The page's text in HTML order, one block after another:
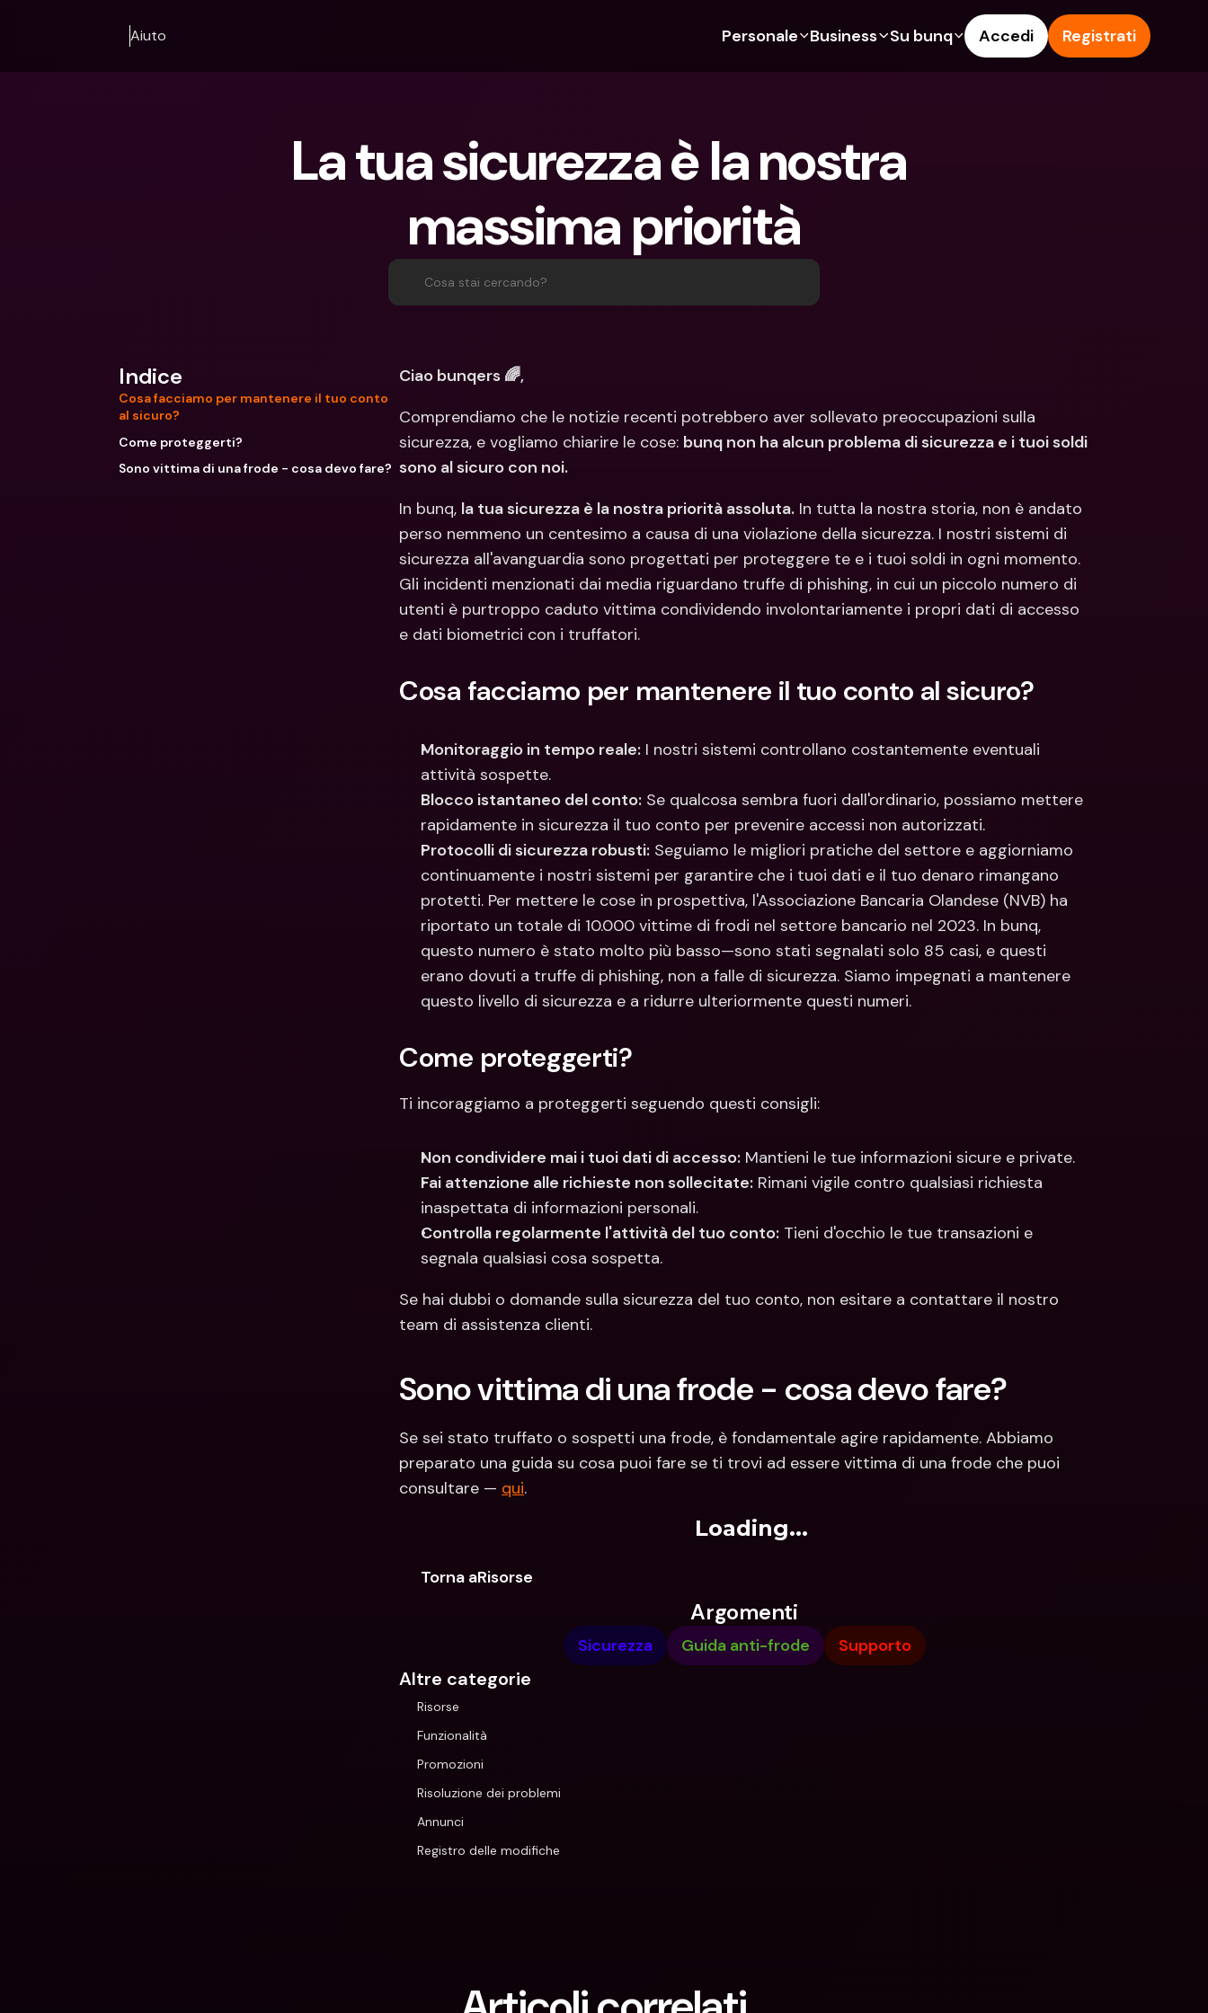
Aiuto Personale
Per expat
Per coppie
Piani
bunq Free
Carte di Credito
Cripto
Conti Cointestati
Pagamenti
Invita un Amico
Conti Bancari internazionali e
Valute estere
Business
Per freelancer
Per PMI
Piani
bunq Free
bunq Core
Carte di Credito
Valute estere e IBAN Esteri
Conti Bancari internazionali e
Valute estere
Su bunq
Sostenibilità
Stampa
Lavora con noi
Accedi Registrati
La tua sicurezza è la nostra
massima priorità
Cosa stai cercando?
Indice
Cosa facciamo per mantenere il tuo conto
al sicuro?
Come proteggerti?
Sono vittima di una frode - cosa devo fare?
Ciao bunqers 🌈,
Comprendiamo che le notizie recenti potrebbero aver sollevato preoccupazioni sulla
sicurezza, e vogliamo chiarire le cose: bunq non ha alcun problema di sicurezza e i tuoi soldi
sono al sicuro con noi.
In bunq, la tua sicurezza è la nostra priorità assoluta. In tutta la nostra storia, non è andato
perso nemmeno un centesimo a causa di una violazione della sicurezza. I nostri sistemi di
sicurezza all'avanguardia sono progettati per proteggere te e i tuoi soldi in ogni momento.
Gli incidenti menzionati dai media riguardano truffe di phishing, in cui un piccolo numero di
utenti è purtroppo caduto vittima condividendo involontariamente i propri dati di accesso
e dati biometrici con i truffatori.
Cosa facciamo per mantenere il tuo conto al sicuro?
Monitoraggio in tempo reale: I nostri sistemi controllano costantemente eventuali
attività sospette.
Blocco istantaneo del conto: Se qualcosa sembra fuori dall'ordinario, possiamo mettere
rapidamente in sicurezza il tuo conto per prevenire accessi non autorizzati.
Protocolli di sicurezza robusti: Seguiamo le migliori pratiche del settore e aggiorniamo
continuamente i nostri sistemi per garantire che i tuoi dati e il tuo denaro rimangano
protetti. Per mettere le cose in prospettiva, l'Associazione Bancaria Olandese (NVB) ha
riportato un totale di 10.000 vittime di frodi nel settore bancario nel 2023. In bunq,
questo numero è stato molto più basso—sono stati segnalati solo 85 casi, e questi
erano dovuti a truffe di phishing, non a falle di sicurezza. Siamo impegnati a mantenere
questo livello di sicurezza e a ridurre ulteriormente questi numeri.
Come proteggerti?
Ti incoraggiamo a proteggerti seguendo questi consigli:
Non condividere mai i tuoi dati di accesso: Mantieni le tue informazioni sicure e private.
Fai attenzione alle richieste non sollecitate: Rimani vigile contro qualsiasi richiesta
inaspettata di informazioni personali.
Controlla regolarmente l'attività del tuo conto: Tieni d'occhio le tue transazioni e
segnala qualsiasi cosa sospetta.
Se hai dubbi o domande sulla sicurezza del tuo conto, non esitare a contattare il nostro
team di assistenza clienti.
Sono vittima di una frode - cosa devo fare?
Se sei stato truffato o sospetti una frode, è fondamentale agire rapidamente. Abbiamo
preparato una guida su cosa puoi fare se ti trovi ad essere vittima di una frode che puoi
consultare — qui.
Loading...
Torna aRisorse
Argomenti
Sicurezza Guida anti-frode Supporto
Altre categorie
Risorse
Funzionalità
Promozioni
Risoluzione dei problemi
Annunci
Registro delle modifiche